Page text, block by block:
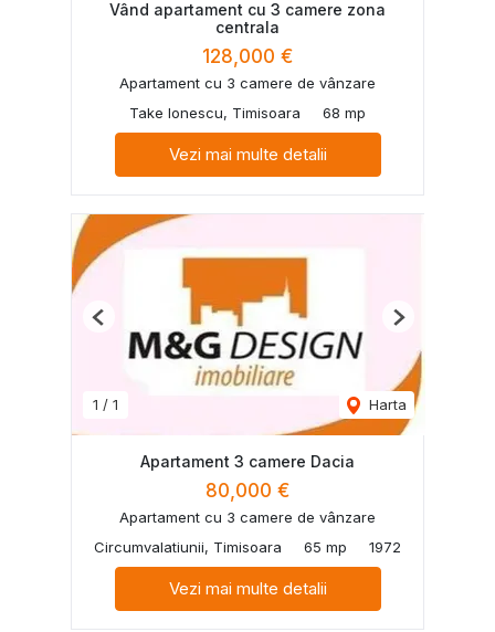
Vând apartament cu 3 camere zona
centrala
128,000 €
Apartament cu 3 camere de vânzare
Take Ionescu, Timisoara
68 mp
Vezi mai multe detalii
1 / 1 Harta
Previous Next
Apartament 3 camere Dacia
80,000 €
Apartament cu 3 camere de vânzare
Circumvalatiunii, Timisoara
65 mp 1972
Vezi mai multe detalii